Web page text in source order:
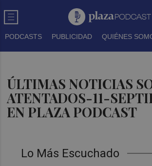
PODCASTS PUBLICIDAD QUIÉNES
ÚLTIMAS NOTICIAS
ATENTADOS-11-
EN PLAZA PODCAST
Lo Más Escuchado